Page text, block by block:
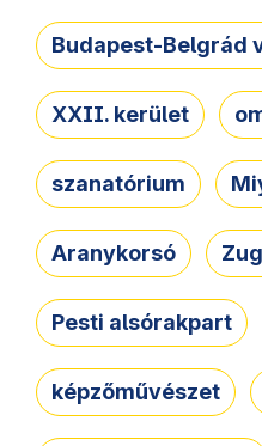
Budapest-Belgrád
XXII. kerület
szanatórium
Aranykorsó
Pesti alsórakpart
képzőművészet